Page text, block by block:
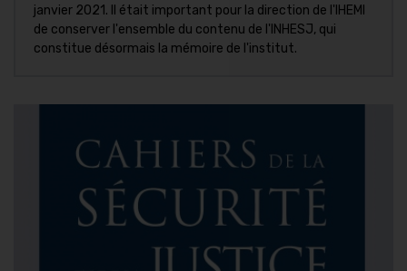
janvier 2021. Il était important pour la direction de l'IHEMI
de conserver l'ensemble du contenu de l'INHESJ, qui
constitue désormais la mémoire de l'institut.